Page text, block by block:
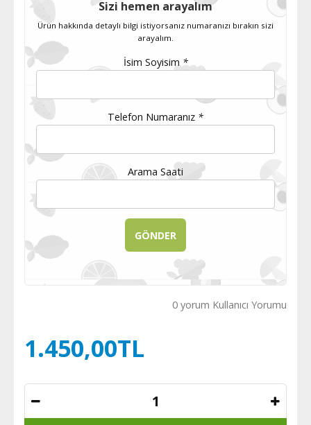
Sizi hemen arayalım
Ürün hakkında detaylı bilgi istiyorsanız numaranızı bırakın sizi
arayalım.
İsim Soyisim *
Telefon Numaranız *
Arama Saati
0 yorum Kullanıcı Yorumu
1.450,00TL